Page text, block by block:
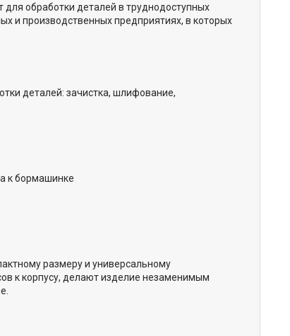
для обработки деталей в труднодоступных
и производственных предприятиях, в которых
деталей: зачистка, шлифование,
к бормашинке
размеру и универсальному
к корпусу, делают изделие незаменимым